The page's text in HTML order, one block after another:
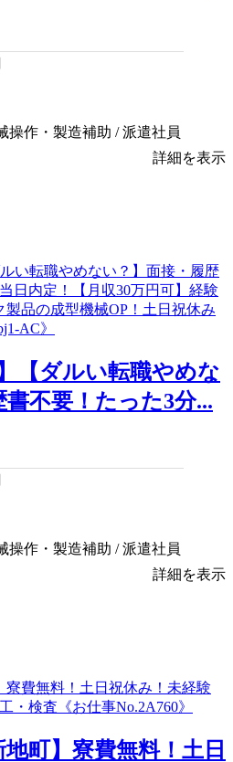
操作・製造補助 / 派遣社員
詳細を表示
【ダルい転職やめな
不要！たった3分...
操作・製造補助 / 派遣社員
詳細を表示
地町】寮費無料！土日